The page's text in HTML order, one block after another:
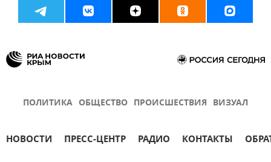
ПОЛИТИКА ОБЩЕСТВО ПРОИСШЕСТВИЯ ВИЗУАЛ
НОВОСТИ ПРЕСС-ЦЕНТР РАДИО КОНТАКТЫ